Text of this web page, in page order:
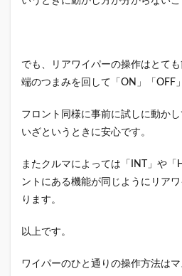
でも、リアワイパーの操作はとて
端のつまみを回して「ON」「OFF
フロント同様に事前に試しに動かし
いざというときに安心です。
またクルマによっては「INT」や「
ントにある機能が同じようにリア
ります。
以上です。
ワイパーのひと通りの操作方法は